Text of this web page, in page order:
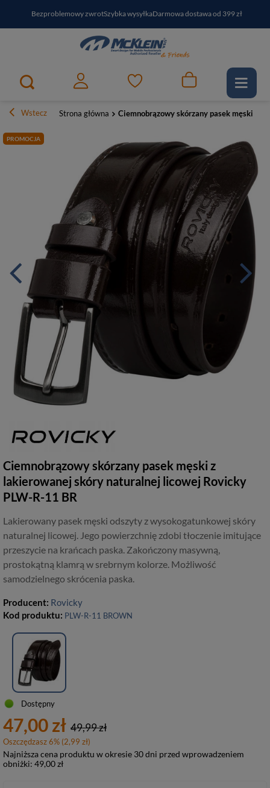
Bezproblemowy zwrotSzybka wysyłkaDarmowa dostawa od 399 zł
PayPo - kup i zapłać za30 dniZapisz się do newslettera i odbierz RABAT
Wstecz Strona główna Ciemnobrązowy skórzany pasek męski z
PROMOCJA
Ciemnobrązowy skórzany pasek męski z
lakierowanej skóry naturalnej licowej Rovicky
PLW-R-11 BR
Lakierowany pasek męski odszyty z wysokogatunkowej skóry
naturalnej licowej. Jego powierzchnię zdobi tłoczenie imitujące
przeszycie na krańcach paska. Zakończony masywną,
prostokątną klamrą w srebrnym kolorze. Możliwość
samodzielnego skrócenia paska.
Producent: Rovicky
Kod produktu: PLW-R-11 BROWN
Dostępny
47,00 zł 49,99 zł
Oszczędzasz6% (2,99 zł)
Najniższa cena produktu w okresie 30 dni przed wprowadzeniem
obniżki: 49,00 zł